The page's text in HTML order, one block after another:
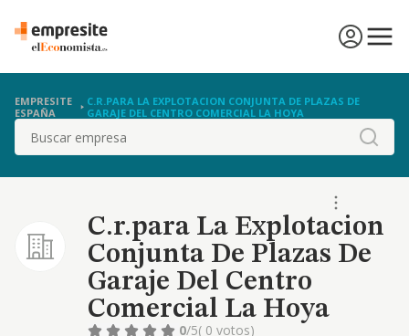
EMPRESITE
ESPAÑA
C.R.PARA LA EXPLOTACION CONJUNTA DE PLAZAS DE
GARAJE DEL CENTRO COMERCIAL LA HOYA
Buscar
C.r.para La Explotacion
Conjunta De Plazas De
Garaje Del Centro
Comercial La Hoya
0/5( 0 votos)